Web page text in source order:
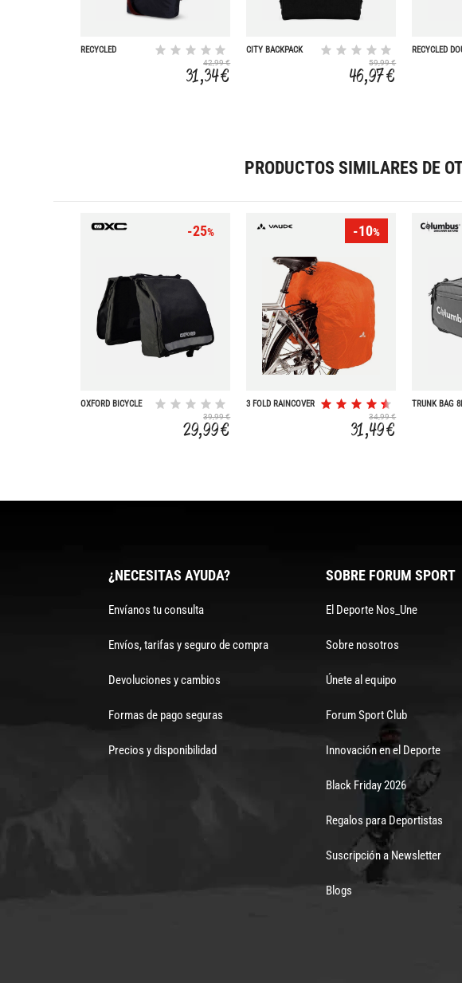
RECYCLED
42,99 €
31,34 €
CITY BACKPACK
59,99 €
46,97 €
RECYCLED
PRODUCTOS SIMILARES DE
-25%
OXFORD BICYCLE
39,99 €
29,99 €
-10%
3 FOLD RAINCOVER
34,99 €
31,49 €
TRUNK BAG
¿NECESITAS AYUDA?
Envíanos tu consulta
Envíos, tarifas y seguro de compra
Devoluciones y cambios
Formas de pago seguras
Precios y disponibilidad
SOBRE FORUM SPORT
El Deporte Nos_Une
Sobre nosotros
Únete al equipo
Forum Sport Club
Innovación en el Deporte
Black Friday 2026
Regalos para Deportistas
Suscripción a Newsletter
Blogs